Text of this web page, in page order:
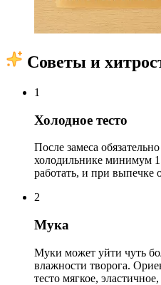
Советы и
1
Холодное тесто
После замеса
холодильнике минимум
работать, и при выпечке
2
Мука
Муки может уйти чуть
влажности творога.
тесто мягкое,